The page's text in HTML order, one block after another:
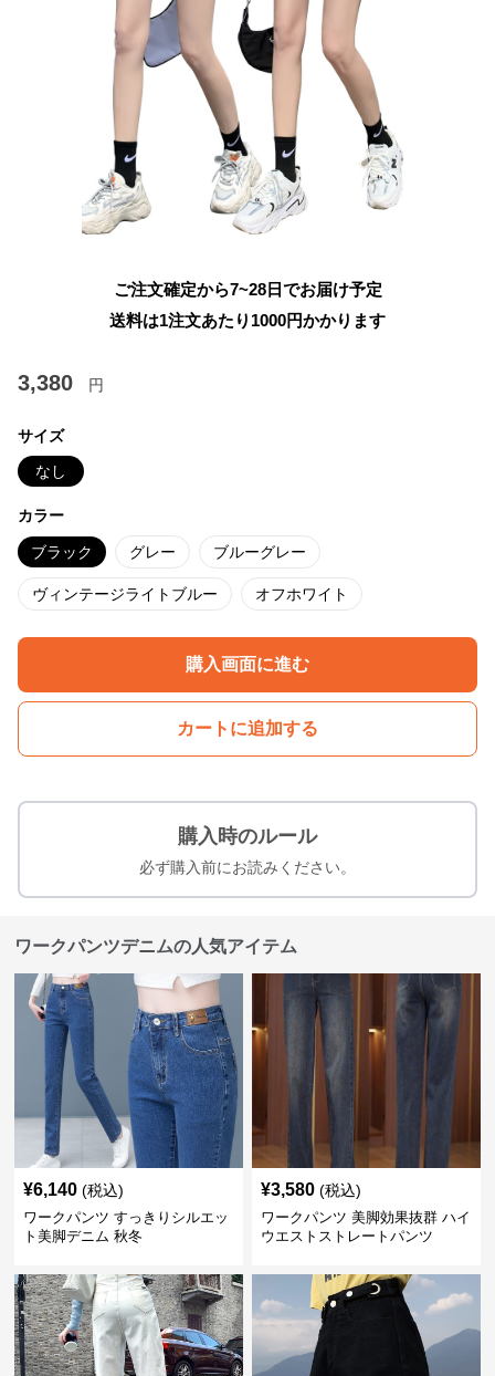
ご注文確定から7~28日でお届け予定
送料は1注文あたり 1000円かかります
3,380 円
サイズ
なし
カラー
ブラック グレー ブルーグレー
ヴィンテージライトブルー オフホワイト
購入画面に進む
カートに追加する
購入時のルール
必ず購入前にお読みください。
ワークパンツデニムの人気アイテム
¥6,140 (税込)
ワークパンツ すっきりシルエッ
ト美脚デニム 秋冬
¥3,580 (税込)
ワークパンツ 美脚効果抜群 ハイ
ウエストストレートパンツ